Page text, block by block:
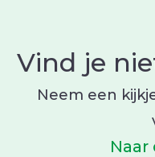
Vind je
Neem een
Naar